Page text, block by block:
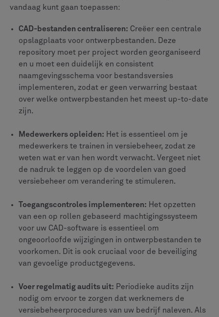
vandaag kunt gaan toepassen:
CAD-bestanden centraliseren: Creëer een centrale
opslagplaats voor ontwerpbestanden. Deze
repository moet per project worden georganiseerd
en u moet een duidelijk en consistent
naamgevingsschema voor bestandsversies
implementeren, zodat er geen verwarring bestaat
over welke ontwerpbestanden het meest up-to-date
zijn.
Medewerkers opleiden: Het is essentieel om je
medewerkers te trainen in versiebeheer, zodat ze
weten wat er van hen wordt verwacht. Vergeet niet
de nadruk te leggen op de voordelen van goed
versiebeheer om verandering te stimuleren.
Toegangscontroles implementeren: Het opzetten
van een op rollen gebaseerd machtigingssysteem
voor uw CAD-software is essentieel om
ongeoorloofde wijzigingen in ontwerpbestanden te
voorkomen. Dit is ook cruciaal voor de beveiliging
van gevoelige productgegevens.
Voer regelmatig audits uit: Periodieke audits zijn
nodig om ervoor te zorgen dat werknemers de
versiebeheerprocedures van uw bedrijf naleven. Als